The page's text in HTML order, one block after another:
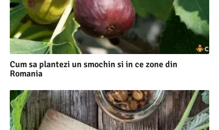
Cum sa plantezi un smochin si in ce zone din
Romania